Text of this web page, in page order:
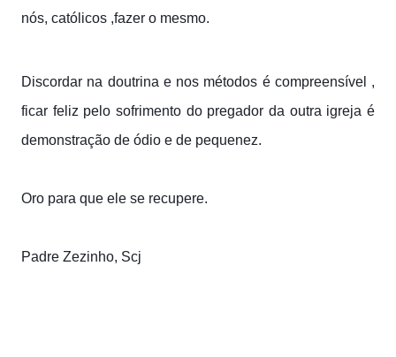
nós, católicos ,fazer o mesmo.
Discordar na doutrina e nos métodos é compreensível ,
ficar feliz pelo sofrimento do pregador da outra igreja é
demonstração de ódio e de pequenez.
Oro para que ele se recupere.
Padre Zezinho, Scj